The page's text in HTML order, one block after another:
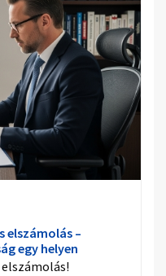
elszámolás –
egy helyen